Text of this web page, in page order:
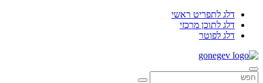
דלג לתפריט ראשי
דלג לתוכן מרכזי
דלג לפוטר